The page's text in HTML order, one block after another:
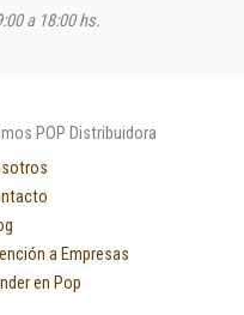
a 18:00 hs.
POP Distribuidora
a Empresas
en Pop